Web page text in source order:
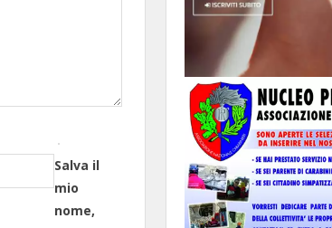
Salva il
mio
nome,